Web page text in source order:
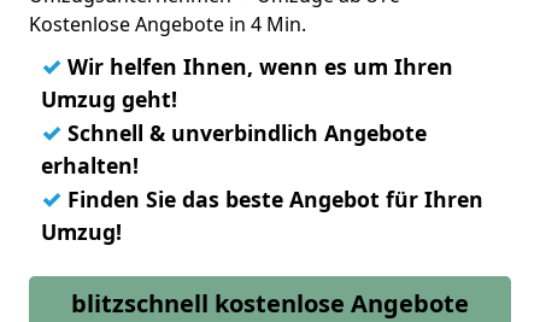
Kostenlose Angebote in 4 Min.
✓ Wir helfen Ihnen, wenn es um Ihren
Umzug geht!
✓ Schnell & unverbindlich Angebote
erhalten!
✓ Finden Sie das beste Angebot für Ihren
Umzug!
blitzschnell kostenlose Angebote